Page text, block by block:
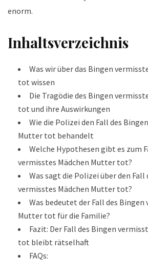
enorm.
Inhaltsverzeichnis
Was wir über das Bingen
tot wissen
Die Tragödie des Bingen
tot und ihre Auswirkungen
Wie die Polizei den Fall des
Mutter tot behandelt
Welche Hypothesen gibt es zum
vermisstes Mädchen Mutter tot?
Was sagt die Polizei über den Fall
vermisstes Mädchen Mutter tot?
Was bedeutet der Fall des Bingen
Mutter tot für die Familie?
Fazit: Der Fall des Bingen
tot bleibt rätselhaft
FAQs: